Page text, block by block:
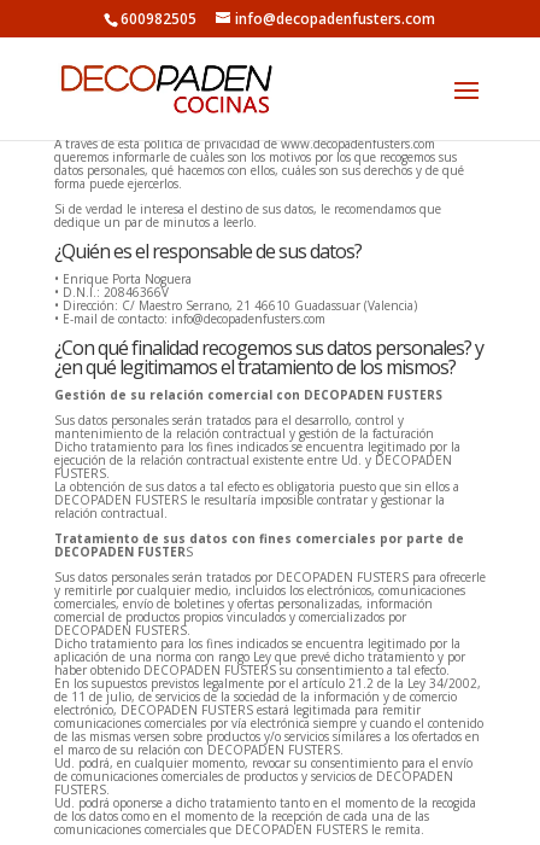
600982505 info@decopadenfusters.com
A través de esta política de privacidad de www.decopadenfusters.com
queremos informarle de cuáles son los motivos por los que recogemos sus
datos personales, qué hacemos con ellos, cuáles son sus derechos y de qué
forma puede ejercerlos.
Si de verdad le interesa el destino de sus datos, le recomendamos que
dedique un par de minutos a leerlo.
¿Quién es el responsable de sus datos?
• Enrique Porta Noguera
• D.N.I.: 20846366V
• Dirección: C/ Maestro Serrano, 21 46610 Guadassuar (Valencia)
• E-mail de contacto: info@decopadenfusters.com
¿Con qué finalidad recogemos sus datos personales? y
¿en qué legitimamos el tratamiento de los mismos?
Gestión de su relación comercial con DECOPADEN FUSTERS
Sus datos personales serán tratados para el desarrollo, control y
mantenimiento de la relación contractual y gestión de la facturación
Dicho tratamiento para los fines indicados se encuentra legitimado por la
ejecución de la relación contractual existente entre Ud. y DECOPADEN
FUSTERS.
La obtención de sus datos a tal efecto es obligatoria puesto que sin ellos a
DECOPADEN FUSTERS le resultaría imposible contratar y gestionar la
relación contractual.
Tratamiento de sus datos con fines comerciales por parte de
DECOPADEN FUSTERS
Sus datos personales serán tratados por DECOPADEN FUSTERS para ofrecerle
y remitirle por cualquier medio, incluidos los electrónicos, comunicaciones
comerciales, envío de boletines y ofertas personalizadas, información
comercial de productos propios vinculados y comercializados por
DECOPADEN FUSTERS.
Dicho tratamiento para los fines indicados se encuentra legitimado por la
aplicación de una norma con rango Ley que prevé dicho tratamiento y por
haber obtenido DECOPADEN FUSTERS su consentimiento a tal efecto.
En los supuestos previstos legalmente por el artículo 21.2 de la Ley 34/2002,
de 11 de julio, de servicios de la sociedad de la información y de comercio
electrónico, DECOPADEN FUSTERS estará legitimada para remitir
comunicaciones comerciales por vía electrónica siempre y cuando el contenido
de las mismas versen sobre productos y/o servicios similares a los ofertados en
el marco de su relación con DECOPADEN FUSTERS.
Ud. podrá, en cualquier momento, revocar su consentimiento para el envío
de comunicaciones comerciales de productos y servicios de DECOPADEN
FUSTERS.
Ud. podrá oponerse a dicho tratamiento tanto en el momento de la recogida
de los datos como en el momento de la recepción de cada una de las
comunicaciones comerciales que DECOPADEN FUSTERS le remita.